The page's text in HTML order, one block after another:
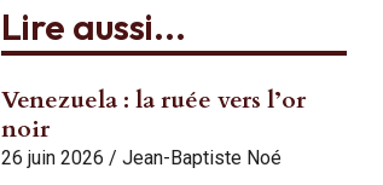
Lire aussi...
Venezuela : la ruée vers l’or
noir
26 juin 2026 / Jean-Baptiste Noé